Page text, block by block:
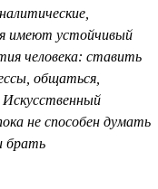
имеют устойчивый
человека: ставить
общаться,
Искусственный
не способен думать
брать